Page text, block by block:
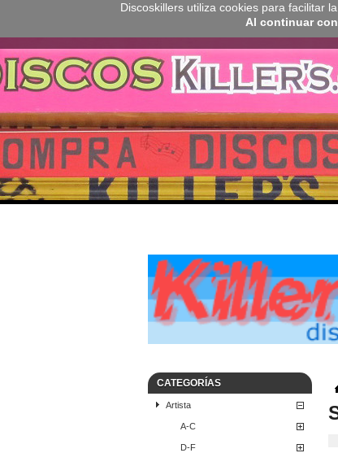
Discoskillers utiliza cookies para facilitar
Al continuar
CATEGORÍAS
Artista
A-C
D-F